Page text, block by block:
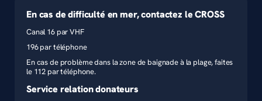
En cas de difficulté en mer, contactez le CROSS
Canal 16 par VHF
196 par téléphone
En cas de problème dans la zone de baignade à la plage, faites
le 112 par téléphone.
Service relation donateurs